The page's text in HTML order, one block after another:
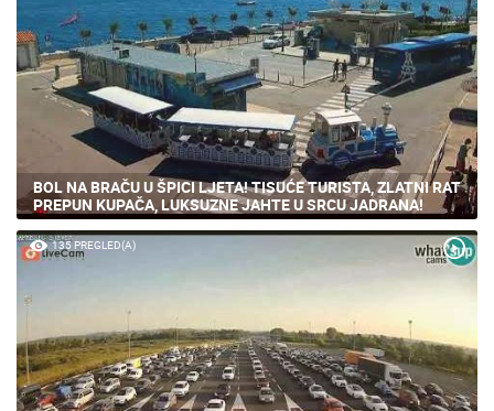
BOL NA BRAČU U ŠPICI LJETA! TISUĆE TURISTA, ZLATNI RAT
PREPUN KUPAČA, LUKSUZNE JAHTE U SRCU JADRANA!
135 PREGLED(A)